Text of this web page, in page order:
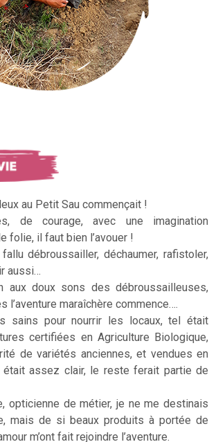
au Petit Sau commençait !
de courage, avec une imagination
folie, il faut bien l’avouer !
débroussailler, déchaumer, rafistoler,
aussi…
aux doux sons des débroussailleuses,
l’aventure maraîchère commence….
sains pour nourrir les locaux, tel était
certifiées en Agriculture Biologique,
de variétés anciennes, et vendues en
assez clair, le reste ferait partie de
opticienne de métier, je ne me destinais
mais de si beaux produits à portée de
m’ont fait rejoindre l’aventure.